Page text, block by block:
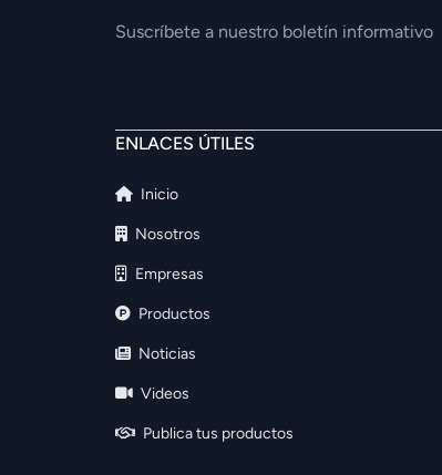
Suscríbete a nuestro boletín informativo
ENLACES ÚTILES
Inicio
Nosotros
Empresas
Productos
Noticias
Videos
Publica tus productos